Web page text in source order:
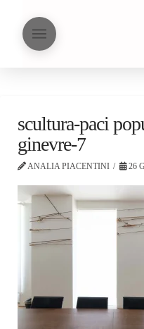
scultura-paci
ginevre-7
ANALIA PIACENTINI 26